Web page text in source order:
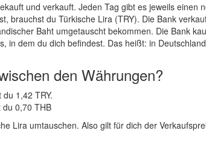
und verkauft. Jeden Tag gibt es jeweils
brauchst du Türkische Lira (TRY). Die Bank
Baht umgetauscht bekommen. Die Bank
in dem du dich befindest. Das heißt: in
den Währungen?
1,42 TRY.
du 0,70 THB
Lira umtauschen. Also gilt für dich der